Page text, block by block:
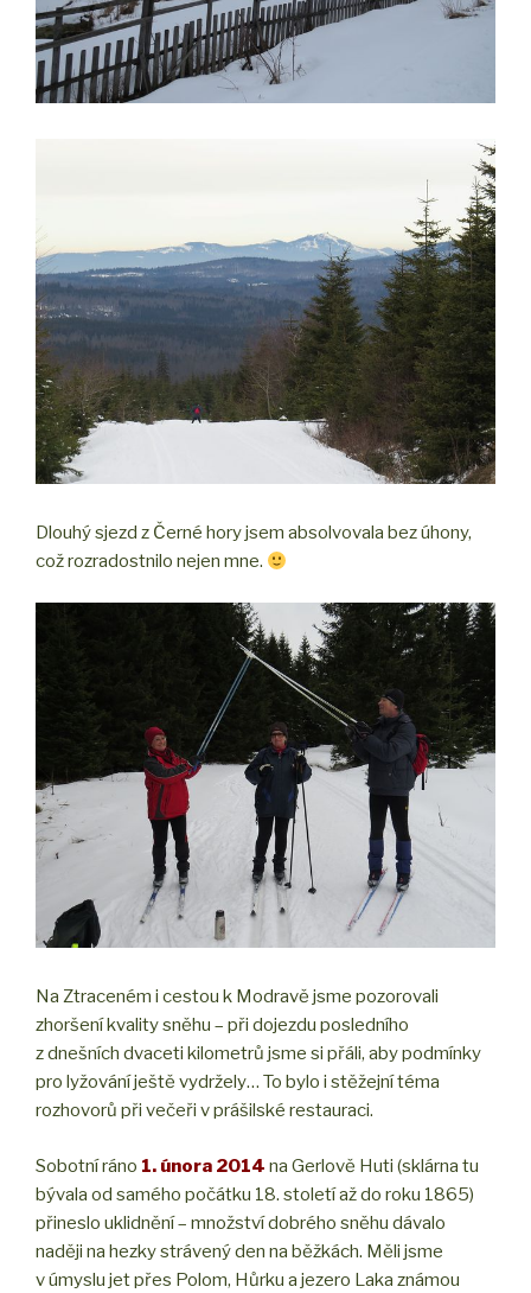
Dlouhý sjezd z Černé hory jsem absolvovala bez úhony,
což rozradostnilo nejen mne.
Na Ztraceném i cestou k Modravě jsme pozorovali
zhoršení kvality sněhu – při dojezdu posledního
z dnešních dvaceti kilometrů jsme si přáli, aby podmínky
pro lyžování ještě vydržely… To bylo i stěžejní téma
rozhovorů při večeři v prášilské restauraci.
Sobotní ráno 1. února 2014 na Gerlově Huti (sklárna tu
bývala od samého počátku 18. století až do roku 1865)
přineslo uklidnění – množství dobrého sněhu dávalo
naději na hezky strávený den na běžkách. Měli jsme
v úmyslu jet přes Polom, Hůrku a jezero Laka známou